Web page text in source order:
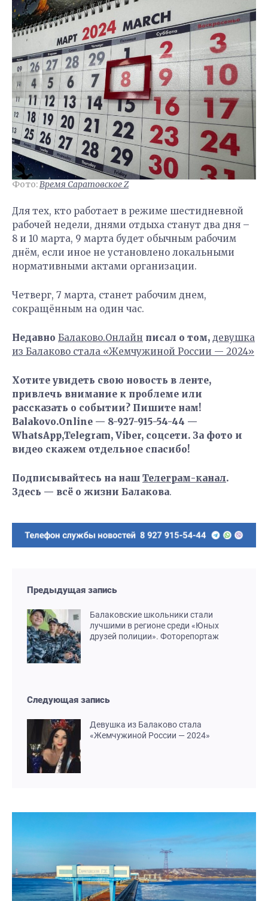
Фото:Время Саратовское Z
Для тех, кто работает в режиме шестидневной
рабочей недели, днями отдыха станут два дня –
8 и 10 марта, 9 марта будет обычным рабочим
днём, если иное не установлено локальными
нормативными актами организации.
Четверг, 7 марта, станет рабочим днем,
сокращённым на один час.
Недавно Балаково.Онлайн писал о том, девушка
из Балаково стала «Жемчужиной России — 2024»
Хотите увидеть свою новость в ленте,
привлечь внимание к проблеме или
рассказать о событии? Пишите нам!
Balakovo.Online — 8-927-915-54-44 —
WhatsApp,Telegram, Viber, соцсети. За фото и
видео скажем отдельное спасибо!
Подписывайтесь на наш Телеграм-канал.
Здесь — всё о жизни Балакова.
Предыдущая запись
Балаковские школьники стали
лучшими в регионе среди «Юных
друзей полиции». Фоторепортаж
Следующая запись
Девушка из Балаково стала
«Жемчужиной России — 2024»